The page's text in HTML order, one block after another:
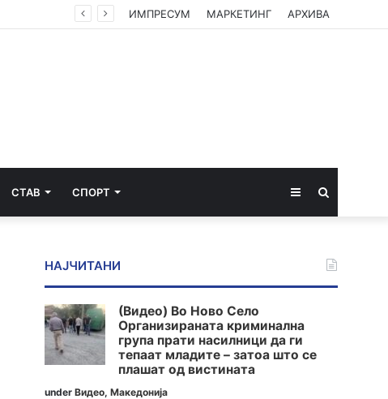
ИМПРЕСУМ МАРКЕТИНГ АРХИВА
СТАВ СПОРТ Sidebar
НАЈЧИТАНИ
(Видео) Во Ново Село
Организираната криминална
група прати насилници да ги
тепаат младите – затоа што се
плашат од вистината
underВидео,Македонија